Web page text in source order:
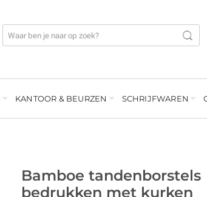
KANTOOR & BEURZEN SCHRIJFWAREN
Bamboe tandenborstels
bedrukken met kurken